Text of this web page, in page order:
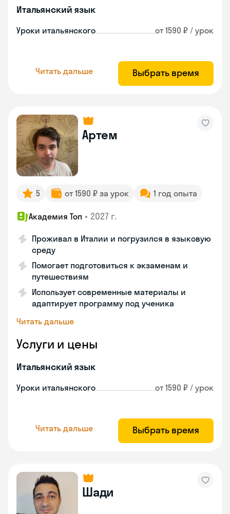
Итальянский язык
Уроки итальянского от 1590 ₽ / урок
Читать дальше Выбрать время
Артем
5 от 1590 ₽ за урок 1 год опыта
Академия Топ • 2027 г.
Проживал в Италии и погрузился в языковую
среду
Помогает подготовиться к экзаменам и
путешествиям
Использует современные материалы и
адаптирует программу под ученика
Читать дальше
Услуги и цены
Итальянский язык
Уроки итальянского от 1590 ₽ / урок
Читать дальше Выбрать время
Шади